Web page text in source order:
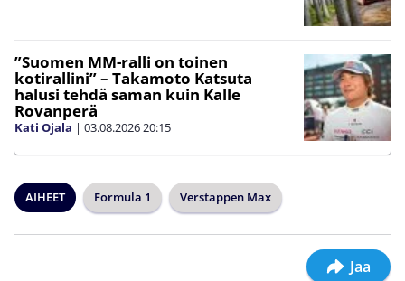
”Suomen MM-ralli on toinen
kotirallini” – Takamoto Katsuta
halusi tehdä saman kuin Kalle
Rovanperä
Kati Ojala | 03.08.202620:15
AIHEET Formula 1 Verstappen Max
Jaa